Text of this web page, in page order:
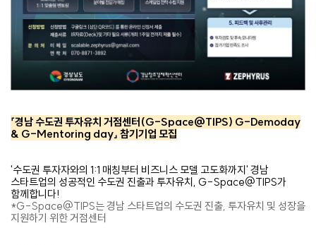
「경남 수도권 투자유치 거점센터(G-Space@TIPS) G-Demoday
& G-Mentoring day」 참기기업 모집
'수도권 투자자와의 1:1 매칭부터 비즈니스 모델 고도화까지' 경남
스타트업의 성공적인 수도권 진출과 투자유치, G-Space@TIPS가
함께합니다!
*G-Space@TIPS는 경남 스타트업의 수도권 진출, 투자유치 및 성장을
지원하기 위한 거점센터